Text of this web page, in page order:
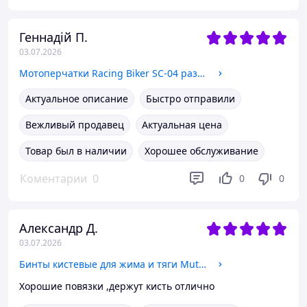
Геннадій П.
03.07.2026
Мотоперчатки Racing Biker SC-04 размер XL Black-Green
Актуальное описание
Быстро отправили
Вежливый продавец
Актуальная цена
Товар был в наличии
Хорошее обслуживание
Коментарии 0 0 0
Александр Д.
03.07.2026
Бинты кистевые для жима и тяги Mute Wrist Wraps 9097 2шт в комплекте Black-Green
Хорошие повязки ,держут кисть отлично